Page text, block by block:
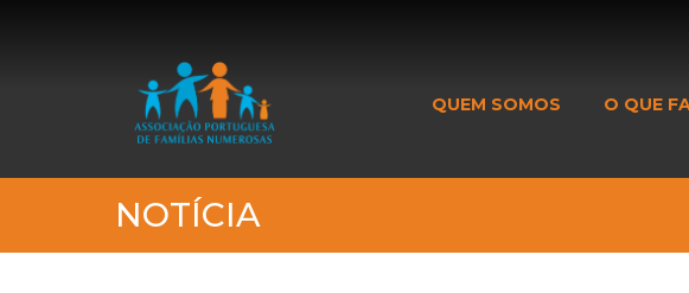
QUEM SOMOS O QUE
NOTÍCIA